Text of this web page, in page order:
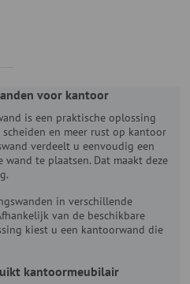
voor kantoor
is een praktische oplossing
en meer rust op kantoor
verdeelt u eenvoudig een
te plaatsen. Dat maakt deze
in verschillende
van de beschikbare
kiest u een kantoorwand die
kantoormeubilair